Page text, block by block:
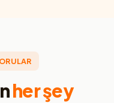
her şey